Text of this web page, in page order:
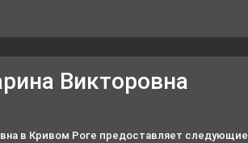
Викторовна
в Кривом Роге предоставляет следующие